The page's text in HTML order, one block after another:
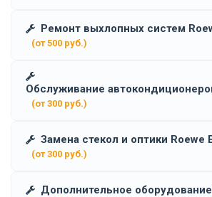
Ремонт выхлопных систем
(от 500 руб.)
Обслуживание
(от 300 руб.)
Замена стекол и оптики Roewe
(от 300 руб.)
Дополнительное